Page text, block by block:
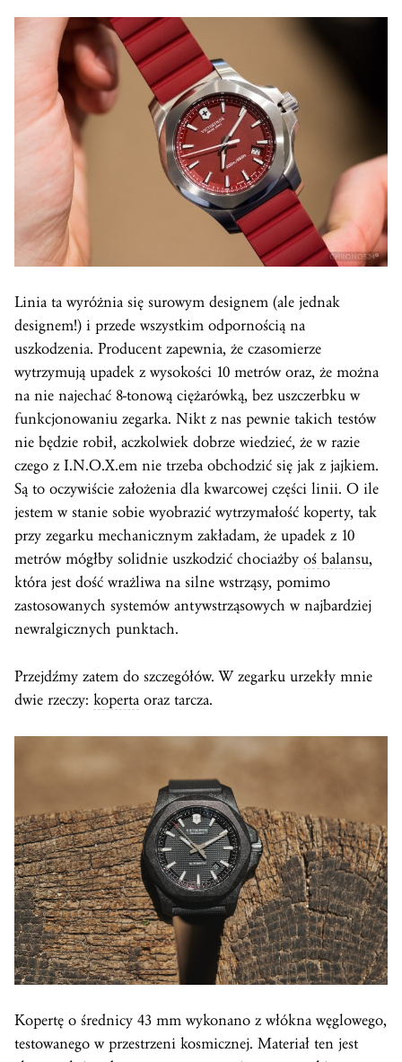
Linia ta wyróżnia się surowym designem (ale jednak
designem!) i przede wszystkim odpornością na
uszkodzenia. Producent zapewnia, że czasomierze
wytrzymują upadek z wysokości 10 metrów oraz, że można
na nie najechać 8-tonową ciężarówką, bez uszczerbku w
funkcjonowaniu zegarka. Nikt z nas pewnie takich testów
nie będzie robił, aczkolwiek dobrze wiedzieć, że w razie
czego z I.N.O.X.em nie trzeba obchodzić się jak z jajkiem.
Są to oczywiście założenia dla kwarcowej części linii. O ile
jestem w stanie sobie wyobrazić wytrzymałość koperty, tak
przy zegarku mechanicznym zakładam, że upadek z 10
metrów mógłby solidnie uszkodzić chociażby oś balansu,
która jest dość wrażliwa na silne wstrząsy, pomimo
zastosowanych systemów antywstrząsowych w najbardziej
newralgicznych punktach.
Przejdźmy zatem do szczegółów. W zegarku urzekły mnie
dwie rzeczy: koperta oraz tarcza.
Kopertę o średnicy 43 mm wykonano z włókna węglowego,
testowanego w przestrzeni kosmicznej. Materiał ten jest